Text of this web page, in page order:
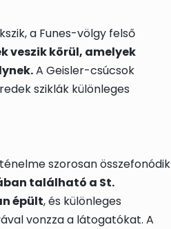
a Funes-völgy felső
veszik körül, amelyek
A Geisler-csúcsok
sziklák különleges
szorosan összefonódik
található a St.
épült, és különleges
vonzza a látogatókat. A